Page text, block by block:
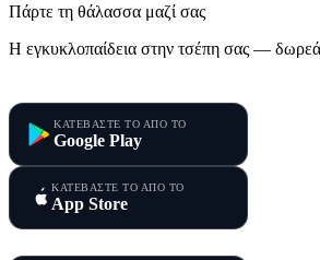
Πάρτε τη θάλασσα μαζί σας
Η εγκυκλοπαίδεια στην τσέπη σας —
ΚΑΤΕΒΑΣΤΕ ΤΟ ΑΠΟ ΤΟ
Google Play
ΚΑΤΕΒΑΣΤΕ ΤΟ ΑΠΟ ΤΟ
App Store